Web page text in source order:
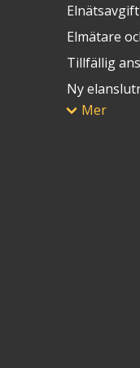
Elmätare
Tillfällig
Ny
Mer